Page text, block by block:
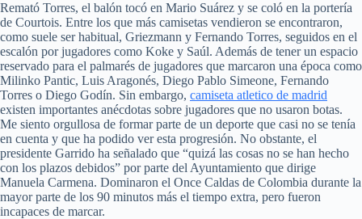
Remató Torres, el balón tocó en Mario Suárez y se coló en la portería
de Courtois. Entre los que más camisetas vendieron se encontraron,
como suele ser habitual, Griezmann y Fernando Torres, seguidos en el
escalón por jugadores como Koke y Saúl. Además de tener un espacio
reservado para el palmarés de jugadores que marcaron una época como
Milinko Pantic, Luis Aragonés, Diego Pablo Simeone, Fernando
Torres o Diego Godín. Sin embargo, camiseta atletico de madrid
existen importantes anécdotas sobre jugadores que no usaron botas.
Me siento orgullosa de formar parte de un deporte que casi no se tenía
en cuenta y que ha podido ver esta progresión. No obstante, el
presidente Garrido ha señalado que “quizá las cosas no se han hecho
con los plazos debidos” por parte del Ayuntamiento que dirige
Manuela Carmena. Dominaron el Once Caldas de Colombia durante la
mayor parte de los 90 minutos más el tiempo extra, pero fueron
incapaces de marcar.